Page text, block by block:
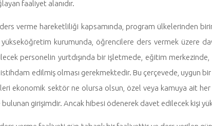
faaliyet alanıdır.
verme hareketliliği kapsamında, program ülkelerinden
kurumunda, öğrencilere ders vermek üzere
personelin yurtdışında bir işletmede, eğitim
edilmiş olması gerekmektedir. Bu çerçevede, uygun
ekonomik sektör ne olursa olsun, özel veya kamuya ait
girişimdir. Ancak hibesi ödenerek davet edilecek kişi